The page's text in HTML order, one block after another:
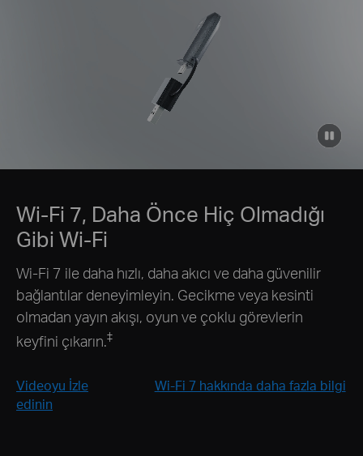
click
to
Wi-Fi 7, Daha Önce Hiç Olmadığı
Gibi Wi-Fi
Wi-Fi 7 ile daha hızlı, daha akıcı ve daha güvenilir
bağlantılar deneyimleyin. Gecikme veya kesinti
olmadan yayın akışı, oyun ve çoklu görevlerin
keyfini çıkarın.‡
Videoyu İzle
Wi-Fi 7 hakkında daha fazla bilgi
edinin